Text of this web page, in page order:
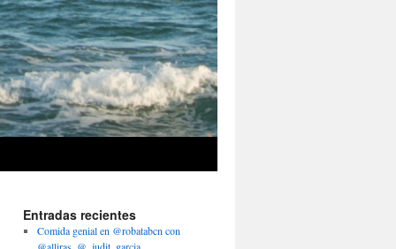
Entradas recientes
Comida genial en @robatabcn con